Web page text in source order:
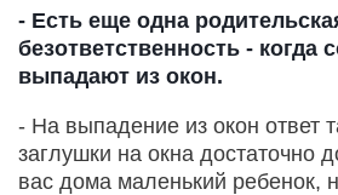
- Есть еще одна
безответственность -
выпадают из окон.
- На выпадение из окон ответ
заглушки на окна достаточно
вас дома маленький ребенок,